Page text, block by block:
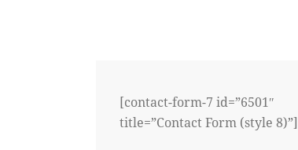
[contact-form-7 id=”6501″
title=”Contact Form (style 8)”]